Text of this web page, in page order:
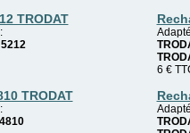
TRODAT
6 €
TRODAT